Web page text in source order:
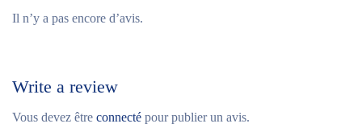
Il n’y a pas encore d’avis.
Write a review
Vous devez être connecté pour publier un avis.